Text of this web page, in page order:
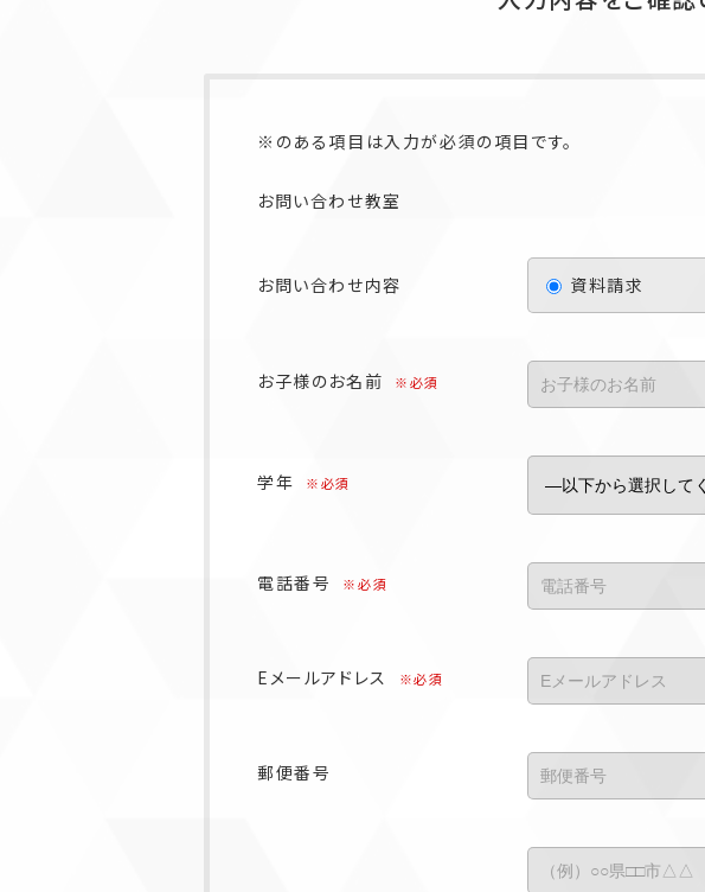
※のある項目は入力が必須の項目です。
お問い合わせ教室
お問い合わせ内容 資料請求
お子様のお名前 ※必須
学年 ※必須
電話番号 ※必須
Eメールアドレス ※必須
郵便番号